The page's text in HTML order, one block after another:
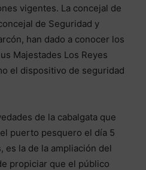
vigentes. La concejal de
de Seguridad y
han dado a conocer los
Majestades Los Reyes
el dispositivo de seguridad
de la cabalgata que
puerto pesquero el día 5
es la de la ampliación del
propiciar que el público